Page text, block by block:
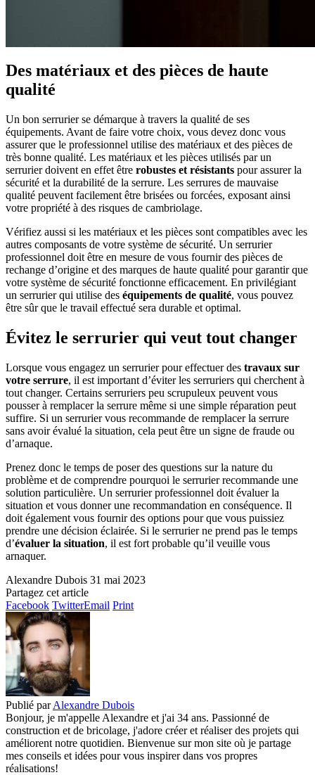
Des matériaux et des pièces de haute
qualité
Un bon serrurier se démarque à travers la qualité de ses
équipements. Avant de faire votre choix, vous devez donc vous
assurer que le professionnel utilise des matériaux et des pièces de
très bonne qualité. Les matériaux et les pièces utilisés par un
serrurier doivent en effet être robustes et résistants pour assurer la
sécurité et la durabilité de la serrure. Les serrures de mauvaise
qualité peuvent facilement être brisées ou forcées, exposant ainsi
votre propriété à des risques de cambriolage.
Vérifiez aussi si les matériaux et les pièces sont compatibles avec les
autres composants de votre système de sécurité. Un serrurier
professionnel doit être en mesure de vous fournir des pièces de
rechange d’origine et des marques de haute qualité pour garantir que
votre système de sécurité fonctionne efficacement. En privilégiant
un serrurier qui utilise des équipements de qualité, vous pouvez
être sûr que le travail effectué sera durable et optimal.
Évitez le serrurier qui veut tout changer
Lorsque vous engagez un serrurier pour effectuer des travaux sur
votre serrure, il est important d’éviter les serruriers qui cherchent à
tout changer. Certains serruriers peu scrupuleux peuvent vous
pousser à remplacer la serrure même si une simple réparation peut
suffire. Si un serrurier vous recommande de remplacer la serrure
sans avoir évalué la situation, cela peut être un signe de fraude ou
d’arnaque.
Prenez donc le temps de poser des questions sur la nature du
problème et de comprendre pourquoi le serrurier recommande une
solution particulière. Un serrurier professionnel doit évaluer la
situation et vous donner une recommandation en conséquence. Il
doit également vous fournir des options pour que vous puissiez
prendre une décision éclairée. Si le serrurier ne prend pas le temps
d’évaluer la situation, il est fort probable qu’il veuille vous
arnaquer.
Alexandre Dubois 31 mai 2023
Partagez cet article
Facebook TwitterEmail Print
Publié par Alexandre Dubois
Bonjour, je m'appelle Alexandre et j'ai 34 ans. Passionné de
construction et de bricolage, j'adore créer et réaliser des projets qui
améliorent notre quotidien. Bienvenue sur mon site où je partage
mes conseils et idées pour vous inspirer dans vos propres
réalisations!